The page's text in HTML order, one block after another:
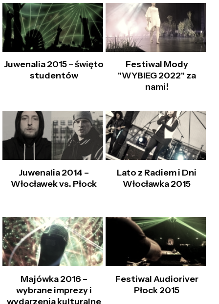
Juwenalia 2015 – święto
studentów
Festiwal Mody
"WYBIEG 2022" za
nami!
Juwenalia 2014 –
Włocławek vs. Płock
Lato z Radiem i Dni
Włocławka 2015
Majówka 2016 –
wybrane imprezy i
wydarzenia kulturalne
Festiwal Audioriver
Płock 2015